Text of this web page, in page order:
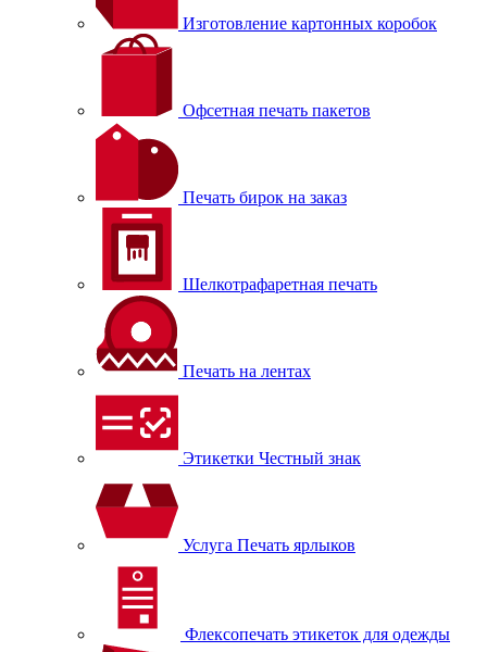
Изготовление картонных коробок
Офсетная печать пакетов
Печать бирок на заказ
Шелкотрафаретная печать
Печать на лентах
Этикетки Честный знак
Услуга Печать ярлыков
Флексопечать этикеток для одежды